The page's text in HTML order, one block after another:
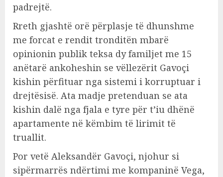
padrejtë.
Rreth gjashtë orë përplasje të dhunshme
me forcat e rendit tronditën mbarë
opinionin publik teksa dy familjet me 15
anëtarë ankoheshin se vëllezërit Gavoçi
kishin përfituar nga sistemi i korruptuar i
drejtësisë. Ata madje pretenduan se ata
kishin dalë nga fjala e tyre për t’iu dhënë
apartamente në këmbim të lirimit të
truallit.
Por vetë Aleksandër Gavoçi, njohur si
sipërmarrës ndërtimi me kompaninë Vega,